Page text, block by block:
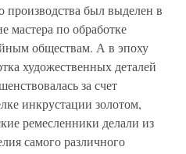
производства был выделен в
мастера по обработке
обществам. А в эпоху
художественных деталей
за счет
инкрустации золотом,
ремесленники делали из
самого различного